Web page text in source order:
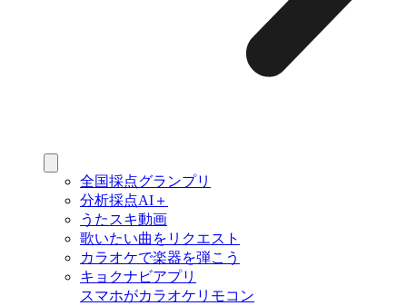
全国採点グランプリ
分析採点AI＋
うたスキ動画
歌いたい曲をリクエスト
カラオケで楽器を弾こう
キョクナビアプリ
スマホがカラオケリモコン